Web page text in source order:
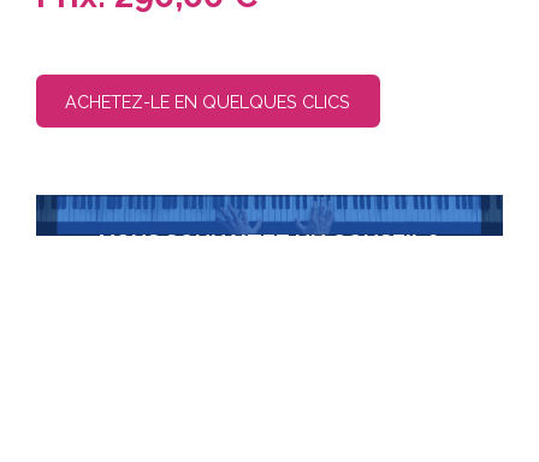
ACHETEZ-LE EN QUELQUES CLICS
VOUS SOUHAITEZ UN CONSEIL ?